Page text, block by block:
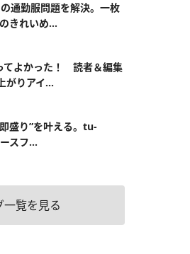
の通勤服問題を解決。一枚
きれいめ...
てよかった！ 読者＆編集
がりアイ...
盛り”を叶える。tu-
スフ...
一覧を見る